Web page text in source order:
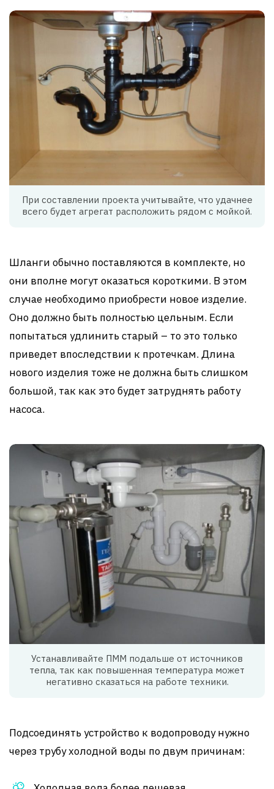
При составлении проекта учитывайте, что удачнее
всего будет агрегат расположить рядом с мойкой.
Шланги обычно поставляются в комплекте, но
они вполне могут оказаться короткими. В этом
случае необходимо приобрести новое изделие.
Оно должно быть полностью цельным. Если
попытаться удлинить старый – то это только
приведет впоследствии к протечкам. Длина
нового изделия тоже не должна быть слишком
большой, так как это будет затруднять работу
насоса.
Устанавливайте ПММ подальше от источников
тепла, так как повышенная температура может
негативно сказаться на работе техники.
Подсоединять устройство к водопроводу нужно
через трубу холодной воды по двум причинам: